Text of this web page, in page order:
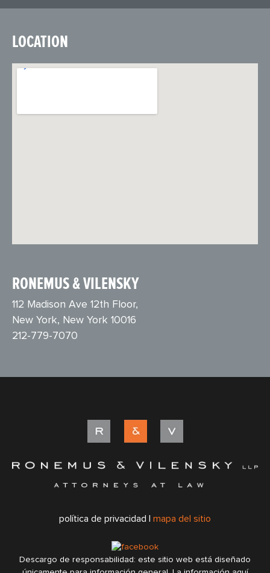
LOCATION
RONEMUS & VILENSKY
112 Madison Ave 12th Floor,
New York, New York 10016
212-779-7070
política de privacidad | mapa del sitio
Descargo de responsabilidad: este sitio web está diseñado